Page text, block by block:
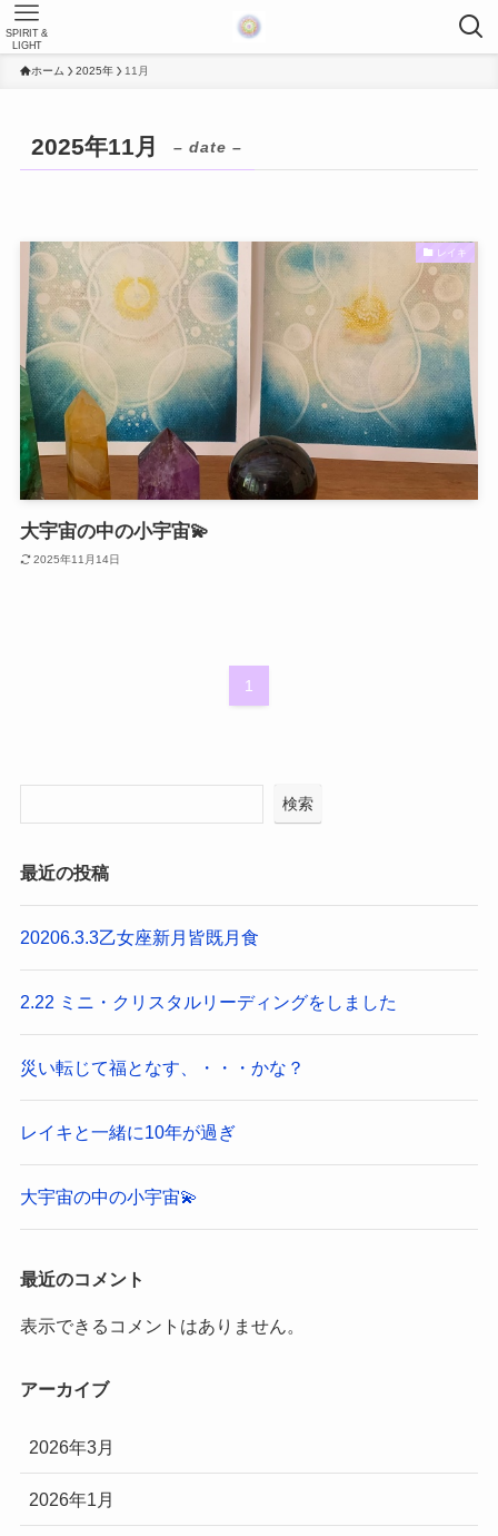
SPIRIT &
LIGHT
ホーム 2025年 11月
2025年11月 – date –
レイキ
大宇宙の中の小宇宙💫
2025年11月14日
1
検索
最近の投稿
20206.3.3乙女座新月皆既月食
2.22 ミニ・クリスタルリーディングをしました
災い転じて福となす、・・・かな？
レイキと一緒に10年が過ぎ
大宇宙の中の小宇宙💫
最近のコメント
表示できるコメントはありません。
アーカイブ
2026年3月
2026年1月